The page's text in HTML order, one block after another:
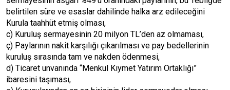
belirtilen süre ve esaslar dahilinde halka arz edileceğini
Kurula taahhüt etmiş olması,
c) Kuruluş sermayesinin 20 milyon TL’den az olmaması,
ç) Paylarının nakit karşılığı çıkarılması ve pay bedellerinin
kuruluş sırasında tam ve nakden ödenmesi,
d) Ticaret unvanında “Menkul Kıymet Yatırım Ortaklığı”
ibaresini taşıması,